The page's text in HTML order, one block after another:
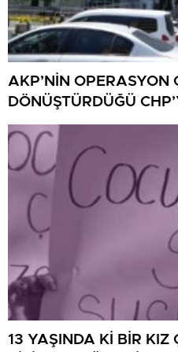
AKP’NİN OPERASYON
DÖNÜŞTÜRDÜĞÜ
DAHA!
13 YAŞINDA Kİ BİR KIZ